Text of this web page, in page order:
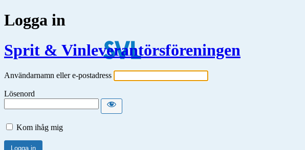
Logga in
Sprit & Vinleverantörsföreningen
Användarnamn eller e-postadress
Lösenord
Kom ihåg mig